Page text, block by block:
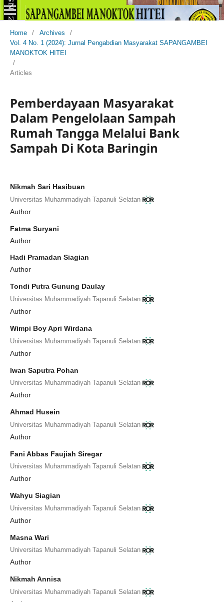
Home / Archives
/
Vol. 4 No. 1 (2024): Jurnal Pengabdian Masyarakat SAPANGAMBEI
MANOKTOK HITEI
/
Articles
Pemberdayaan Masyarakat
Dalam Pengelolaan Sampah
Rumah Tangga Melalui Bank
Sampah Di Kota Baringin
Nikmah Sari Hasibuan
Universitas Muhammadiyah Tapanuli Selatan
Author
Fatma Suryani
Author
Hadi Pramadan Siagian
Author
Tondi Putra Gunung Daulay
Universitas Muhammadiyah Tapanuli Selatan
Author
Wimpi Boy Apri Wirdana
Universitas Muhammadiyah Tapanuli Selatan
Author
Iwan Saputra Pohan
Universitas Muhammadiyah Tapanuli Selatan
Author
Ahmad Husein
Universitas Muhammadiyah Tapanuli Selatan
Author
Fani Abbas Faujiah Siregar
Universitas Muhammadiyah Tapanuli Selatan
Author
Wahyu Siagian
Universitas Muhammadiyah Tapanuli Selatan
Author
Masna Wari
Universitas Muhammadiyah Tapanuli Selatan
Author
Nikmah Annisa
Universitas Muhammadiyah Tapanuli Selatan